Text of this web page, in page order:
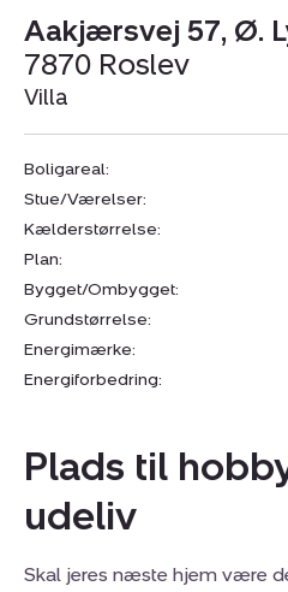
Aakjærsvej 57, Ø.
7870 Roslev
Villa
Boligareal:
Stue/Værelser:
Kælderstørrelse:
Plan:
Bygget/Ombygget:
Grundstørrelse:
Energimærke:
Energiforbedring:
Plads til
udeliv
Skal jeres næste hjem være